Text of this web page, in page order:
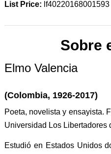
List Price: lf40220168001593
Sobre
Elmo Valencia
(Colombia, 1926-2017)
Poeta, novelista y ensayista.
Universidad Los Libertadores
Estudió en Estados Unidos